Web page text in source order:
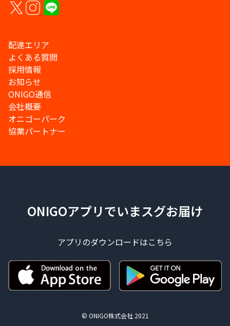
配達エリア
よくある質問
採用情報
お知らせ
ONIGO通信
会社概要
オニゴーパーク
協業パートナー
ONIGOアプリでいまスグお届け
アプリのダウンロードはこちら
© ONIGO株式会社 2021